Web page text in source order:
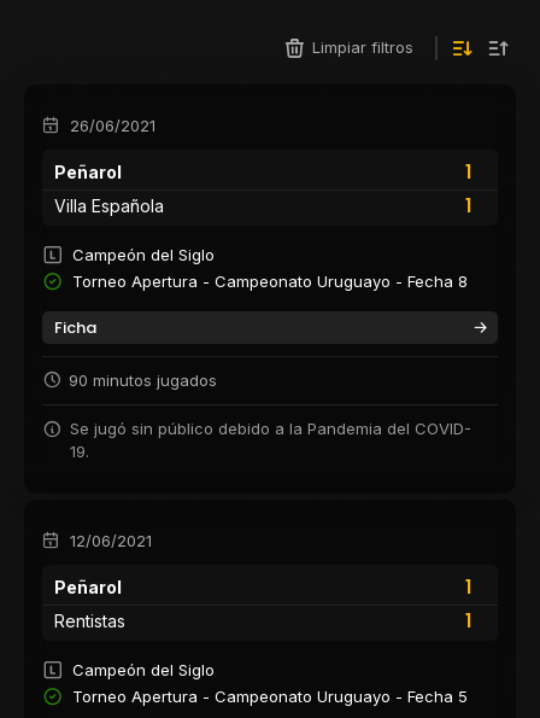
Limpiar filtros
26/06/2021
Peñarol
1
1
Villa Española
Campeón del Siglo
Torneo Apertura - Campeonato Uruguayo - Fecha 8
Ficha
90 minutos jugados
Se jugó sin público debido a la Pandemia del COVID-
19.
12/06/2021
Peñarol
1
1
Rentistas
Campeón del Siglo
Torneo Apertura - Campeonato Uruguayo - Fecha 5